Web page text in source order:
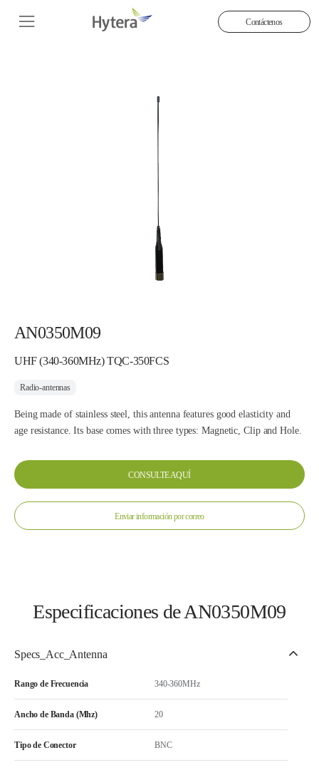
Contáctenos
AN0350M09
UHF (340-360MHz) TQC-350FCS
Radio-antennas
Being made of stainless steel, this antenna features good elasticity and
age resistance. Its base comes with three types: Magnetic, Clip and Hole.
CONSULTE AQUÍ
Enviar información por correo
Especificaciones de AN0350M09
Specs_Acc_Antenna
Rango de Frecuencia 340-360MHz
Ancho de Banda (Mhz) 20
Tipo de Conector BNC